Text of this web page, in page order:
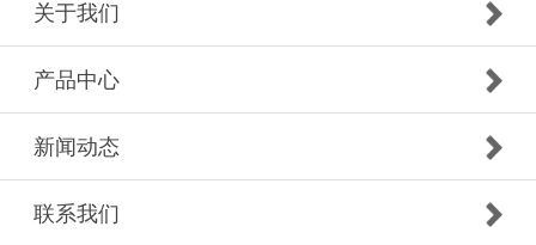
关于我们
产品中心
新闻动态
联系我们